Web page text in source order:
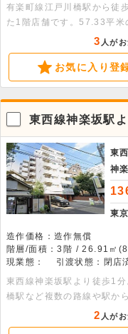
有楽町線江戸川橋駅から徒
た1階店舗です。57.33平米
広い業態に適しています。
い。
3 人が
お気に入り登
東西線神楽坂駅
東
神
東
造作価格：造作無償
階層/面積：3階 / 26.91㎡
現業態：
引渡状態：閉店
東西線神楽坂駅より徒歩1
橋駅など複数の路線や駅か
分、26.91平米。事務所利
2 人が